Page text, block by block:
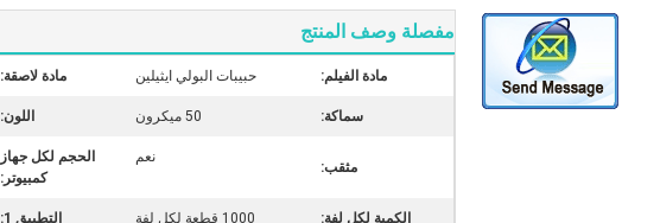
مفصلة وصف المنتج
مادة الفيلم: حبيبات البولي ايثيلين مادة لاصقة:
سماكة: 50 ميكرون اللون:
مثقب:
نعم
الحجم لكل جهاز
كمبيوتر:
الكمية لكل لفة: 1000 قطعة لكل لفة التطبيق 1: